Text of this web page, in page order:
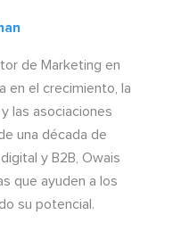
de Marketing en
en el crecimiento, la
las asociaciones
una década de
y B2B, Owais
que ayuden a los
su potencial.